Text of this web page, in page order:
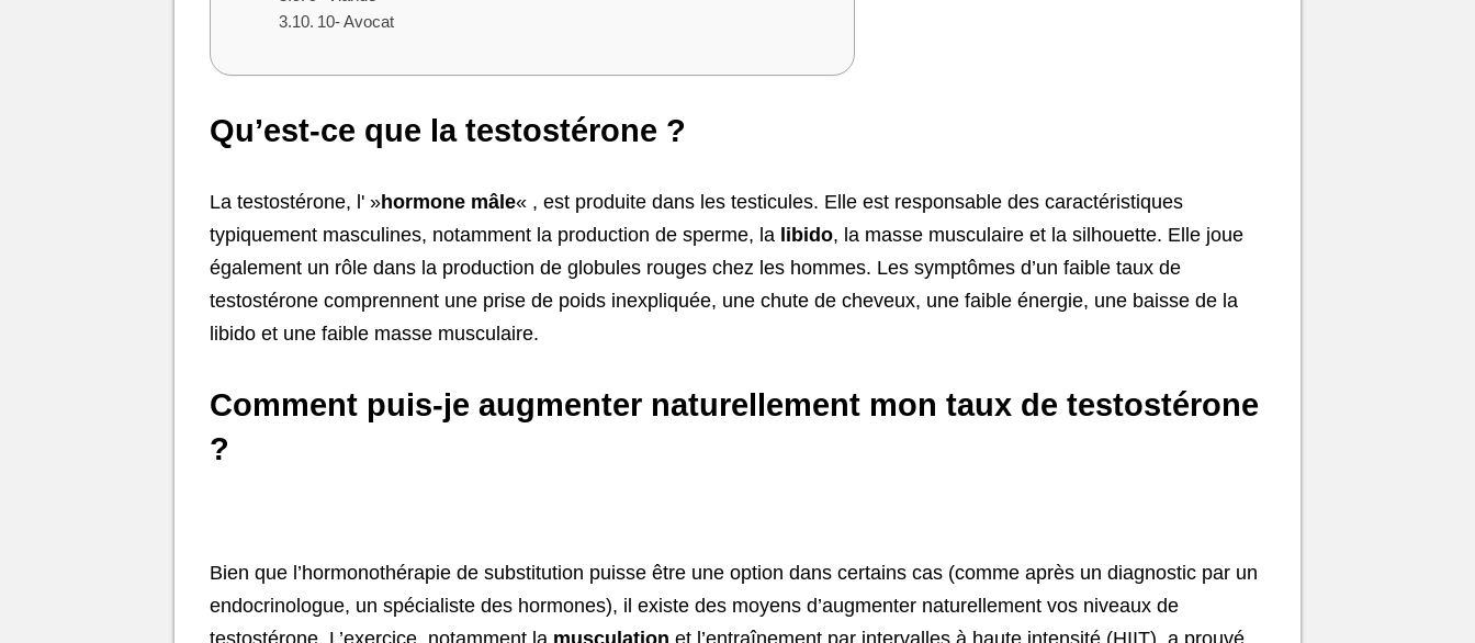
10- Avocat
Qu’est-ce que la testostérone ?
La testostérone, l' »hormone mâle« , est produite dans les testicules. Elle est responsable des caractéristiques
typiquement masculines, notamment la production de sperme, la libido, la masse musculaire et la silhouette. Elle joue
également un rôle dans la production de globules rouges chez les hommes. Les symptômes d’un faible taux de
testostérone comprennent une prise de poids inexpliquée, une chute de cheveux, une faible énergie, une baisse de la
libido et une faible masse musculaire.
Comment puis-je augmenter naturellement mon taux de testostérone
?
Bien que l’hormonothérapie de substitution puisse être une option dans certains cas (comme après un diagnostic par un
endocrinologue, un spécialiste des hormones), il existe des moyens d’augmenter naturellement vos niveaux de